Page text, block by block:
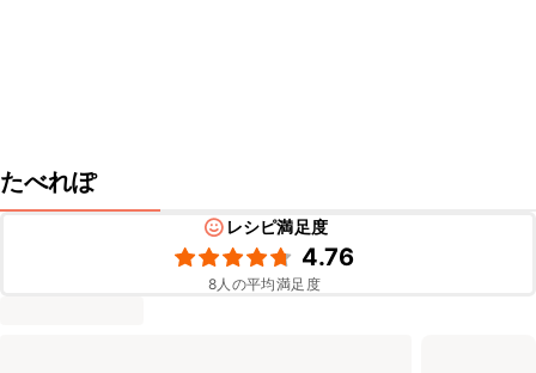
たべれぽ
レシピ満足度
4.76
8人の平均満足度